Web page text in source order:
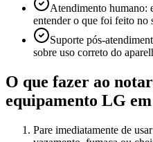
Atendimento humano:
entender o que foi feito no
Suporte pós-
sobre uso correto do
O que fazer ao
equipamento LG
Pare imediatamente de